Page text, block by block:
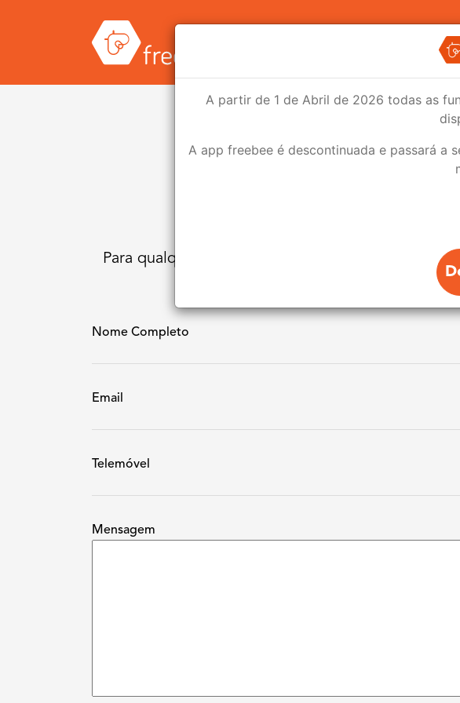
Para qualquer questão ou dúvida solicitamos
abaixo. Entraremos em
Nome Completo
Email
Telemóvel
Mensagem
A partir de 1 de Abril de 2026 todas as
A app freebee é descontinuada e passará a